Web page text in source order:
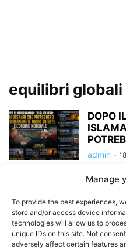
Manage
To provide the best experiences,
store and/or access device
technologies will allow us to
unique IDs on this site. Not
adversely affect certain features
equilibri globali
DOPO
admin -
admin -